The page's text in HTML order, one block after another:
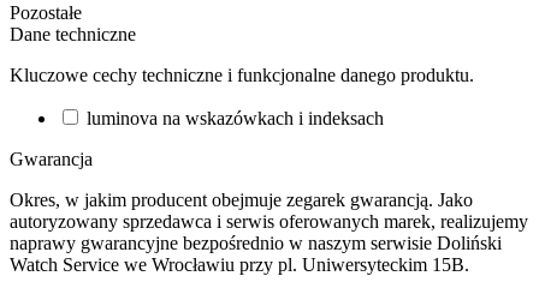
Pozostałe
Dane techniczne
Kluczowe cechy techniczne i funkcjonalne danego produktu.
luminova na wskazówkach i indeksach
Gwarancja
Okres, w jakim producent obejmuje zegarek gwarancją. Jako
autoryzowany sprzedawca i serwis oferowanych marek, realizujemy
naprawy gwarancyjne bezpośrednio w naszym serwisie Doliński
Watch Service we Wrocławiu przy pl. Uniwersyteckim 15B.